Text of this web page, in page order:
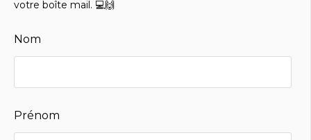
votre boîte mail. 💻🙌
Nom
Prénom